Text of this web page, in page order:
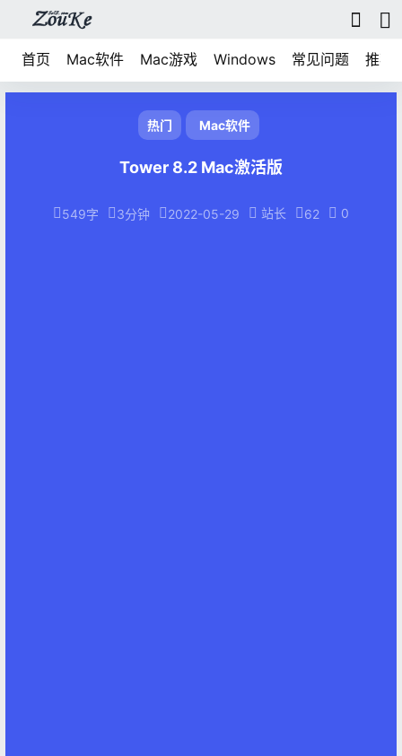
首页 Mac软件 Mac游戏 Windows 常见问题 推荐
热门 Mac软件
Tower 8.2 Mac激活版
549字 3分钟 2022-05-29 站长 62 0